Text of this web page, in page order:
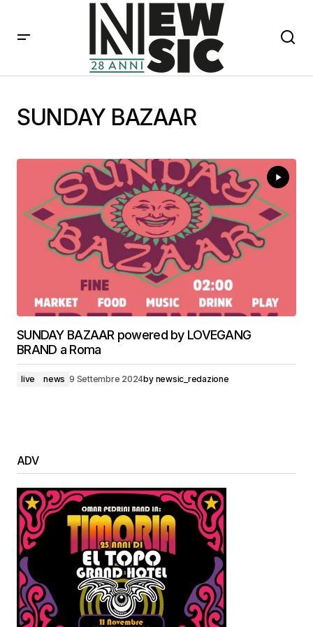
SUNDAY BAZAAR
SUNDAY BAZAAR powered by LOVEGANG
BRAND a Roma
live news 9 Settembre 2024by newsic_redazione
ADV